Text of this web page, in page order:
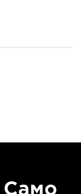
Само